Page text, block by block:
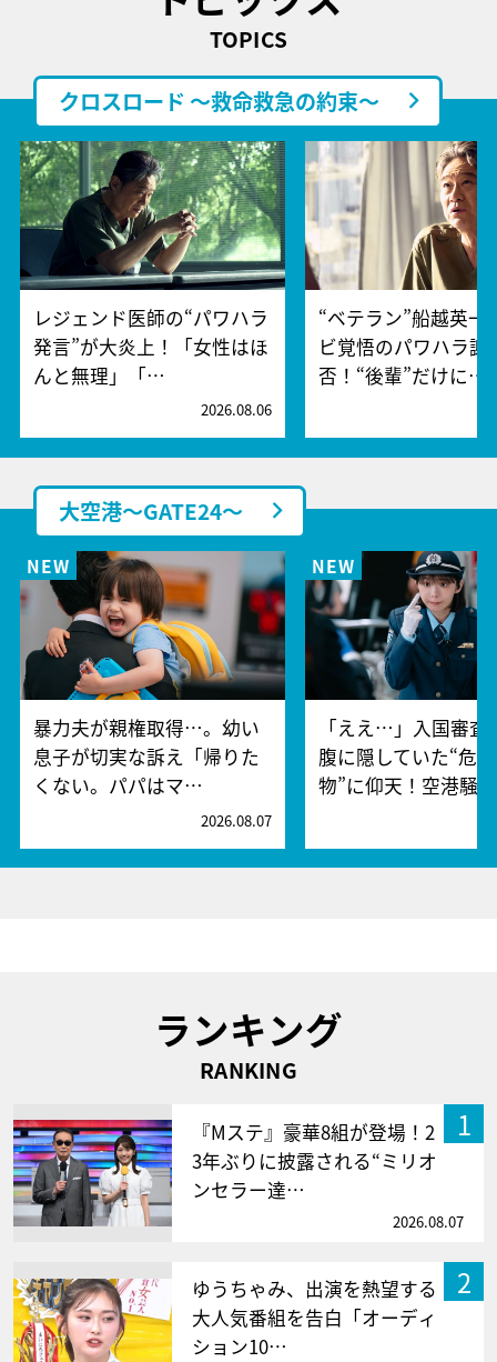
TOPICS
クロスロード ～救命救急の約束～
レジェンド医師の“パワハラ
発言”が大炎上！「女性はほ
んと無理」「…
2026.08.06
“ベテラン”船越英一
ビ覚悟のパワハラ謝
否！“後輩”だけに…
大空港～GATE24～
暴力夫が親権取得…。幼い
息子が切実な訴え「帰りた
くない。パパはマ…
2026.08.07
「ええ…」入国審査
腹に隠していた“危
物”に仰天！空港騒
ランキング
RANKING
1
『Mステ』豪華8組が登場！2
3年ぶりに披露される“ミリオ
ンセラー達…
2026.08.07
2
ゆうちゃみ、出演を熱望する
大人気番組を告白「オーディ
ション10…